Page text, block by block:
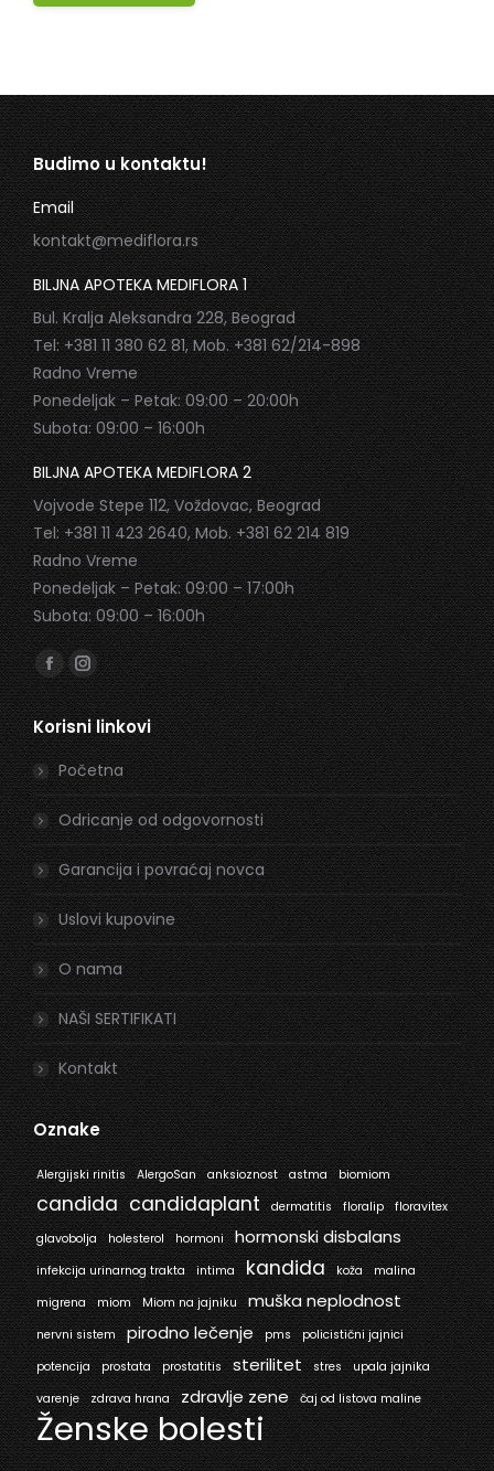
Budimo u kontaktu!
Email
kontakt@mediflora.rs
BILJNA APOTEKA MEDIFLORA 1
Bul. Kralja Aleksandra 228, Beograd
Tel: +381 11 380 62 81, Mob. +381 62/214-898
Radno Vreme
Ponedeljak – Petak: 09:00 – 20:00h
Subota: 09:00 – 16:00h
BILJNA APOTEKA MEDIFLORA 2
Vojvode Stepe 112, Voždovac, Beograd
Tel: +381 11 423 2640, Mob. +381 62 214 819
Radno Vreme
Ponedeljak – Petak: 09:00 – 17:00h
Subota: 09:00 – 16:00h
Find us on:
Facebook
page
opens
in
new
window
Instagram
page
opens
in
new
window
Korisni linkovi
Početna
Odricanje od odgovornosti
Garancija i povraćaj novca
Uslovi kupovine
O nama
NAŠI SERTIFIKATI
Kontakt
Oznake
Alergijski rinitis AlergoSan anksioznost astma biomiom
candida candidaplant dermatitis floralip
floravitex
glavobolja
holesterol hormoni hormonski disbalans
infekcija urinarnog trakta intima kandida koža
malina
migrena
miom Miom na jajniku muška neplodnost
nervni sistem pirodno lečenje pms
policistični jajnici
potencija
prostata prostatitis sterilitet stres
upala jajnika
varenje
zdrava hrana zdravlje zene čaj od listova maline
Ženske bolesti